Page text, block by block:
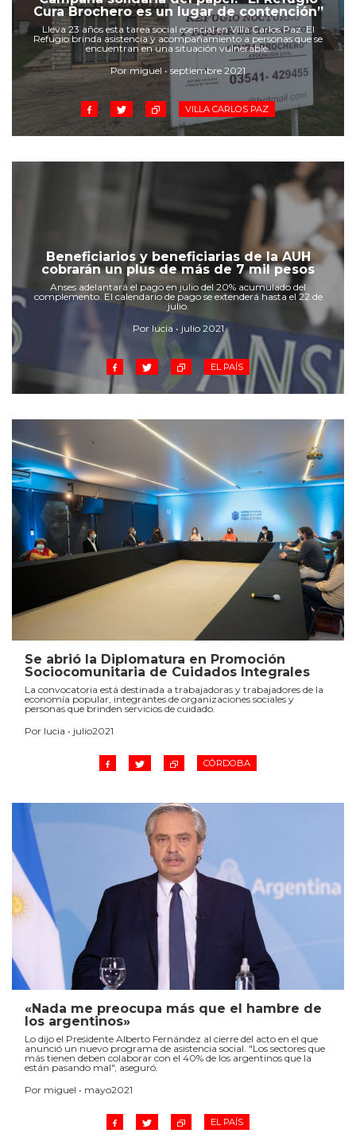
Cruz del Eje
Corredor de Ansenuza
La Carlota y zona
Laboulaye y sur
Bell Ville
Río Tercero
Despeñaderos
Cura Brochero es un lugar de contención”
Lleva 23 años esta tarea social esencial en Villa Carlos Paz. El
Refugio brinda asistencia y acompañamiento a personas que se
encuentran en una situación vulnerable.
Por miguel • septiembre 2021
VILLA CARLOS PAZ
Beneficiarios y beneficiarias de la AUH
cobrarán un plus de más de 7 mil pesos
Anses adelantará el pago en julio del 20% acumulado del
complemento. El calendario de pago se extenderá hasta el 22 de
julio.
Por lucia • julio 2021
EL PAÍS
Se abrió la Diplomatura en Promoción
Sociocomunitaria de Cuidados Integrales
La convocatoria está destinada a trabajadoras y trabajadores de la
economía popular, integrantes de organizaciones sociales y
personas que brinden servicios de cuidado.
Por lucia • julio2021
CÓRDOBA
«Nada me preocupa más que el hambre de
los argentinos»
Lo dijo el Presidente Alberto Fernández al cierre del acto en el que
anunció un nuevo programa de asistencia social. "Los sectores que
más tienen deben colaborar con el 40% de los argentinos que la
están pasando mal", aseguró.
Por miguel • mayo2021
EL PAÍS